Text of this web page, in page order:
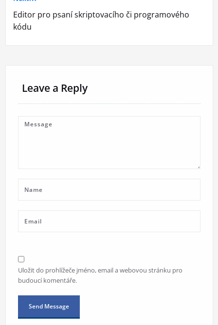
příspěvek
Editor pro psaní skriptovacího či programového
kódu
Leave a Reply
Uložit do prohlížeče jméno, email a webovou stránku pro
budoucí komentáře.